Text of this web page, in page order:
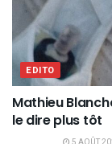
EDITO
Mathieu
le dire plus tôt